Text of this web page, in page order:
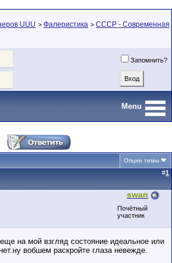
UUU > Фалеристика > СССР - Современная
Запомнить?
Menu
Опции темы
#1
swan
Почётный
участник
на мой взгляд состояние идеальное или
вобшем раскройте глаза невежде.